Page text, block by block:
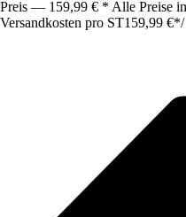
Preis — 159,99 € * Alle Preise
Versandkosten pro ST159,99 €*/